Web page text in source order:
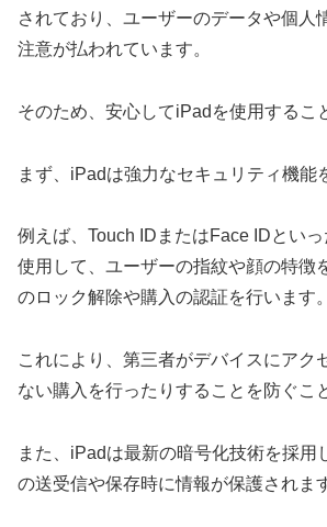
されており、ユーザーのデータや個人
注意が払われています。
そのため、安心してiPadを使用するこ
まず、iPadは強力なセキュリティ機能
例えば、Touch IDまたはFace IDとい
使用して、ユーザーの指紋や顔の特徴
のロック解除や購入の認証を行います。
これにより、第三者がデバイスにアク
ない購入を行ったりすることを防ぐこ
また、iPadは最新の暗号化技術を採用
の送受信や保存時に情報が保護されま